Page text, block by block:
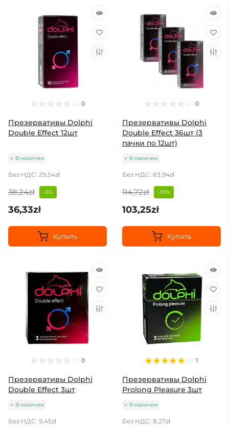
0
Презервативы Dolphi
Double Effect 12шт
В наличии
Без НДС: 29,54zł
38,24zł -5%
36,33zł
Купить
0
Презервативы Dolphi
Double Effect 36шт (3
пачки по 12шт)
В наличии
Без НДС: 83,94zł
114,72zł -10%
103,25zł
Купить
0
Презервативы Dolphi
Double Effect 3шт
В наличии
Без НДС: 9,45zł
1
Презервативы Dolphi
Prolong Pleasure 3шт
В наличии
Без НДС: 8,27zł